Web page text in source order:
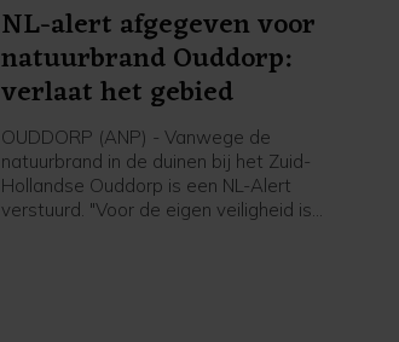
NL-alert afgegeven voor
natuurbrand Ouddorp:
verlaat het gebied
OUDDORP (ANP) - Vanwege de
natuurbrand in de duinen bij het Zuid-
Hollandse Ouddorp is een NL-Alert
verstuurd. "Voor de eigen veiligheid is